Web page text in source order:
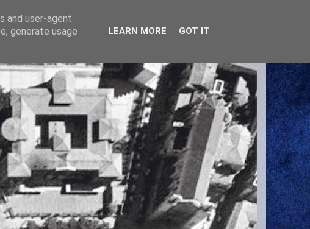
and user-agent
generate usage
LEARN MORE GOT IT